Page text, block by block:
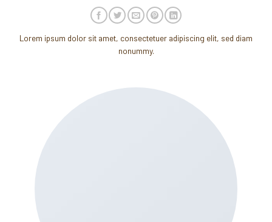
Lorem ipsum dolor sit amet, consectetuer adipiscing elit, sed diam
nonummy.